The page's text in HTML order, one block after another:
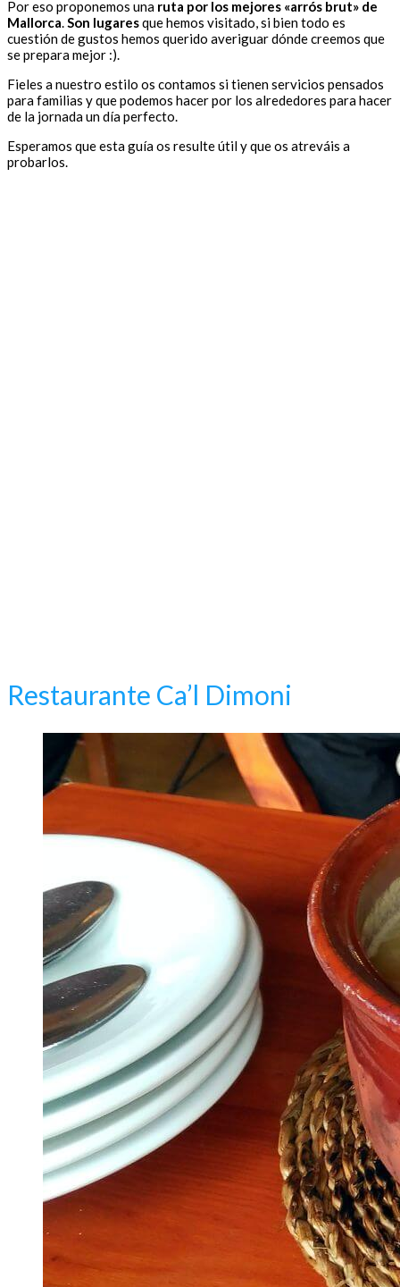
Por eso proponemos una ruta por los mejores «arrós brut» de
Mallorca Son lugaresque hemos visitado, si bien todo es
cuestión de gustos hemos querido averiguar dónde creemos que
se prepara mejor :).
Fieles a nuestro estilo os contamos si tienen servicios pensados
para familias y que podemos hacer por los alrededores para hacer
de la jornada un día perfecto.
Esperamos que esta guía os resulte útil y que os atreváis a
probarlos.
Restaurante Ca’l Dimoni